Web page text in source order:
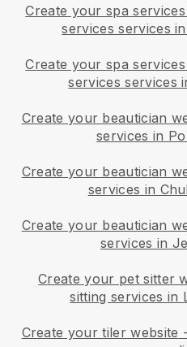
Create your spa
services services
Create your spa
services services
Create your beautician
services in
Create your beautician
services in
Create your beautician
services in
Create your pet sitter
sitting services in
Create your tiler website -